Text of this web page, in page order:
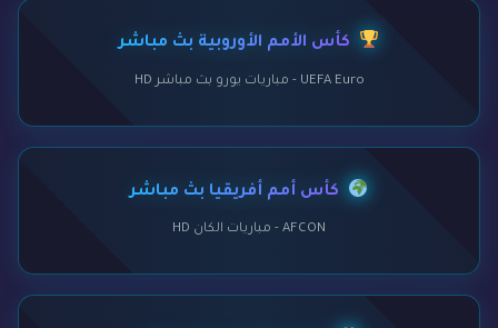
كأس الأمم الأوروبية بث مباشر
UEFA Euro - مباريات يورو بث مباشر HD
كأس أمم أفريقيا بث مباشر
AFCON - مباريات الكان HD